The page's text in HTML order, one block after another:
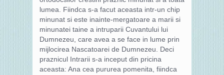
lumea. Fiindca s-a facut aceasta intr-un chip
minunat si este inainte-mergatoare a marii si
minunatei taine a intruparii Cuvantului lui
Dumnezeu, care avea a se face in lume prin
mijlocirea Nascatoarei de Dumnezeu. Deci
praznicul Intrarii s-a inceput din pricina
aceasta: Ana cea pururea pomenita, fiindca